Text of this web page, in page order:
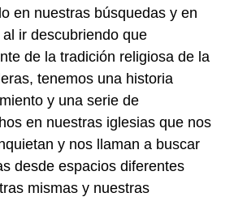
en nuestras búsquedas y en
ir descubriendo que
de la tradición religiosa de la
tenemos una historia
y una serie de
en nuestras iglesias que nos
y nos llaman a buscar
desde espacios diferentes
mismas y nuestras